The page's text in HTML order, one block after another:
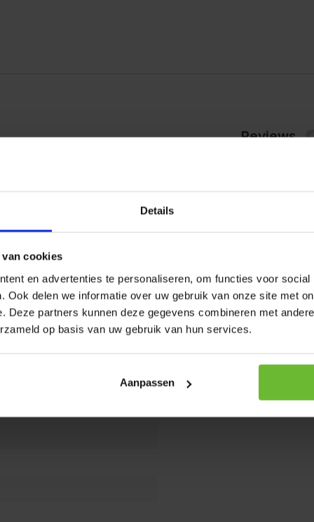
Details
cookies
en advertenties te personaliseren, om functies voor
Ook delen we informatie over uw gebruik van onze site met
Deze partners kunnen deze gegevens combineren met
op basis van uw gebruik van hun services.
Aanpassen
Reviews
Kunnen